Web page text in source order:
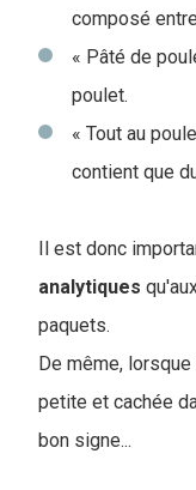
composé
« Pâté de
poulet.
« Tout au
contient que
Il est donc
analytiques
paquets.
De même,
petite et cachée
bon signe...